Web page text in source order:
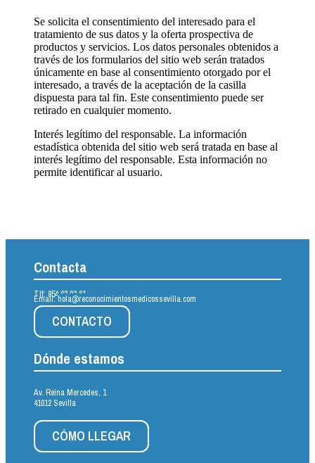
Se solicita el consentimiento del interesado para el
tratamiento de sus datos y la oferta prospectiva de
productos y servicios. Los datos personales obtenidos a
través de los formularios del sitio web serán tratados
únicamente en base al consentimiento otorgado por el
interesado, a través de la aceptación de la casilla
dispuesta para tal fin. Este consentimiento puede ser
retirado en cualquier momento.
Interés legítimo del responsable. La información
estadística obtenida del sitio web será tratada en base al
interés legítimo del responsable. Esta información no
permite identificar al usuario.
Contacta
Tlf: 954 62 93 61
Email:hola@reconocimientosmedicossevilla.com
CONTACTO
Dónde estamos
Av. Reina Mercedes, 1
41012 Sevilla
CÓMO LLEGAR